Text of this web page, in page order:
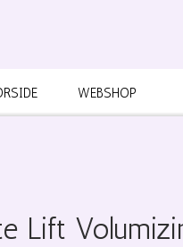
WEBSHOP
Lift